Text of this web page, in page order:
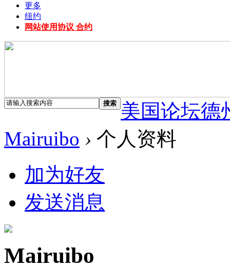
更多
纽约
网站使用协议 合约
搜索
美国论坛德
Mairuibo › 个人资料
加为好友
发送消息
Mairuibo